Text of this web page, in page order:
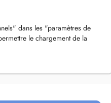
dans les "paramètres de
le chargement de la